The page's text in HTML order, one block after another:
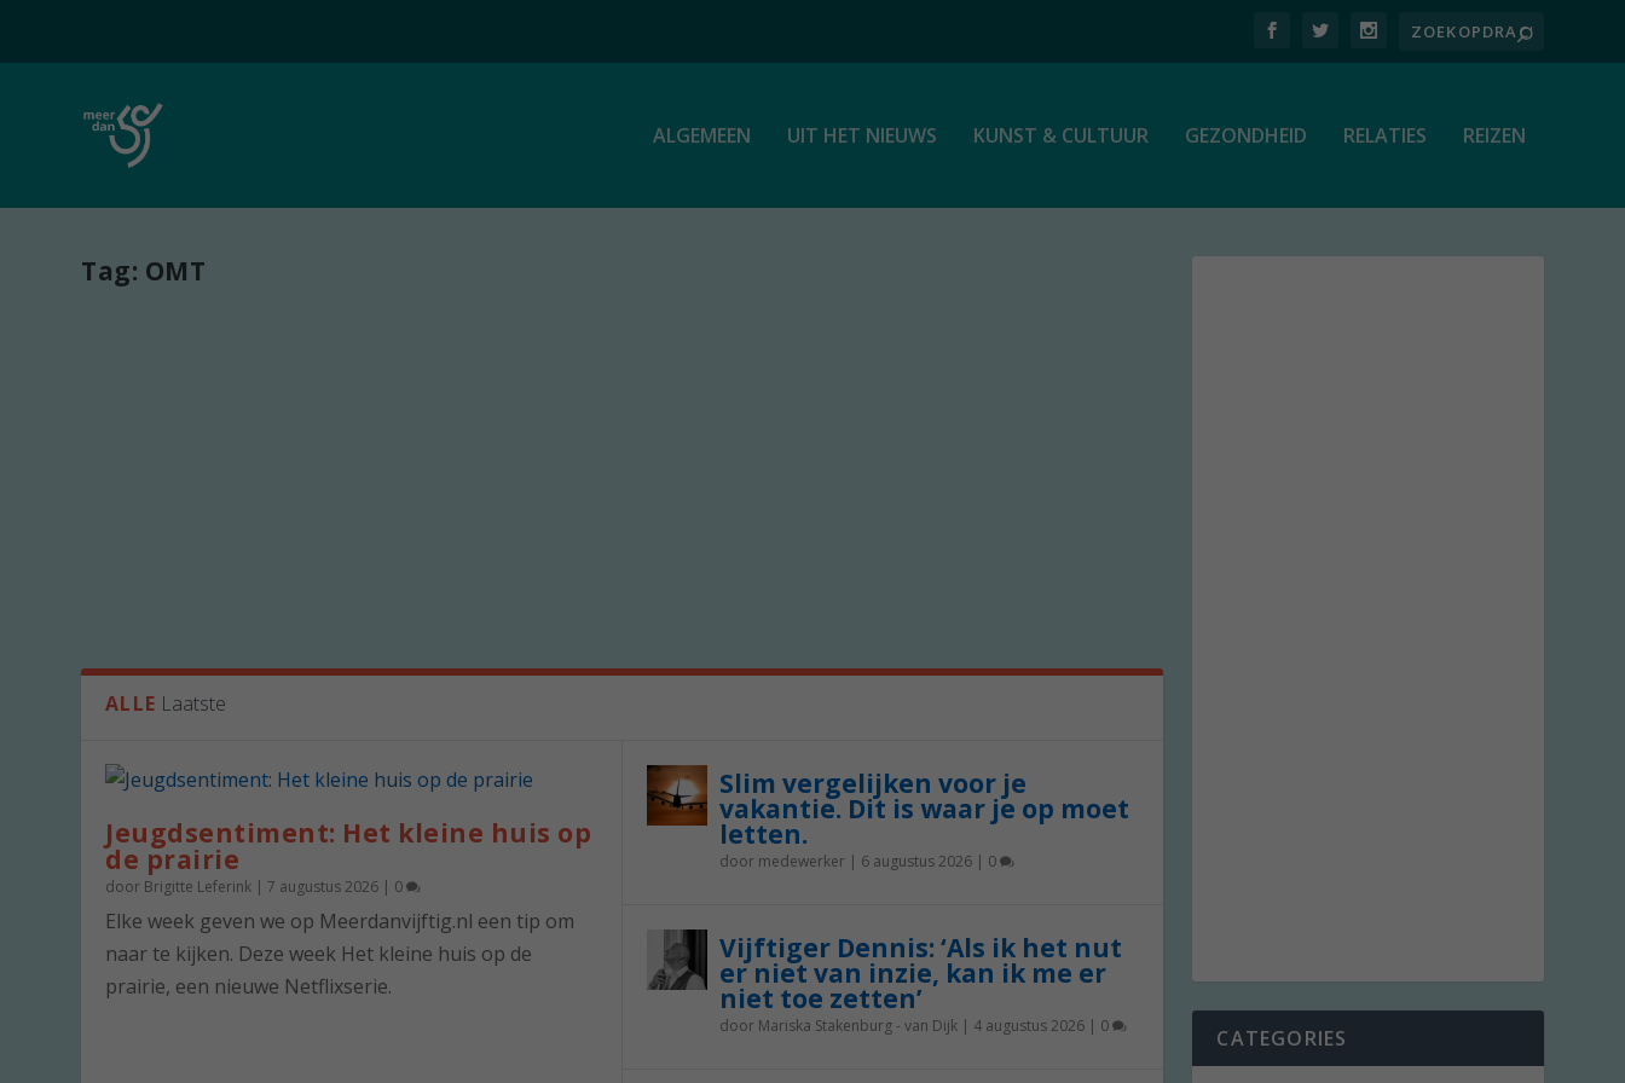
ALGEMEEN UIT HET NIEUWS KUNST & CULTUUR GEZONDHEID RELATIES REIZEN
Tag: OMT
ALLE Laatste
Jeugdsentiment: Het kleine huis op
de prairie
door Brigitte Leferink |7 augustus 2026 | 0
Elke week geven we op Meerdanvijftig.nl een tip om
naar te kijken. Deze week Het kleine huis op de
prairie, een nieuwe Netflixserie.
Slim vergelijken voor je
vakantie. Dit is waar je op moet
letten.
door medewerker| 6 augustus 2026| 0
Vijftiger Dennis: ‘Als ik het nut
er niet van inzie, kan ik me er
niet toe zetten’
door Mariska Stakenburg - van Dijk| 4 augustus 2026| 0 CATEGORIES